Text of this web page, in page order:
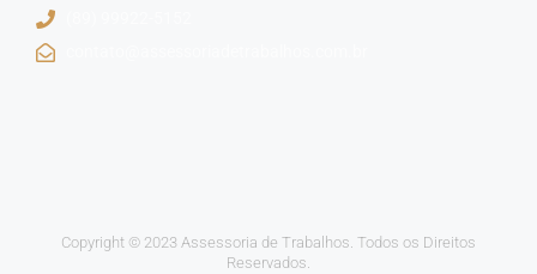
Copyright © 2023 Assessoria de Trabalhos. Todos os Direitos
Reservados.